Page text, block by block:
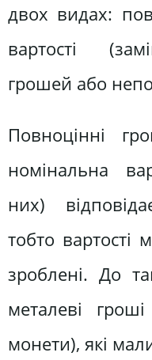
двох видах:
вартості
грошей або
Повноцінні
номінальна
них)
тобто вартості
зроблені. До
металеві гроші
монети), які